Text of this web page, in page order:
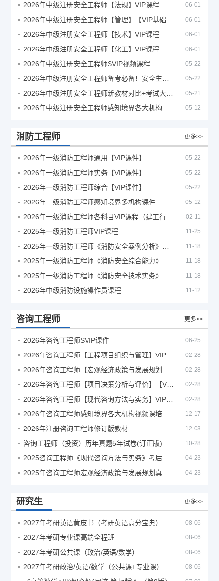
2026年中级注册安全工程师【法规】VIP课程 06-01
06-01
2026年中级注册安全工程师【技术】VIP课程 06-01
2026年中级注册安全工程师【化工】VIP课程 06-01
2026年中级注册安全工程师SVIP视频课程 05-22
05-22
05-21
05-12
消防工程师 更多>>
2026年一级消防工程师通用【VIP课件】 05-22
2026年一级消防工程师实务【VIP课件】 05-22
2026年一级消防工程师综合【VIP课件】 05-22
2026年一级消防工程师感知境界多机构课件 05-12
02-11
2025年一级消防工程师VIP课程 11-25
11-18
11-18
11-18
2026年中级消防设施操作员课程 11-12
咨询工程师 更多>>
2026年咨询工程师SVIP课件 06-25
02-28
02-28
02-28
02-28
12-17
2026年注册咨询工程师修订版教材 12-03
咨询工程师（投资）历年真题5年试卷(订正版) 10-28
04-23
04-23
研究生 更多>>
2027年考研英语黄皮书（考研英语高分宝典） 08-06
2027年考研专业课高端全程班 08-06
2027年考研公共课（政治/英语/数学） 08-06
2027年考研政治/英语/数学（公共课+专业课） 08-06